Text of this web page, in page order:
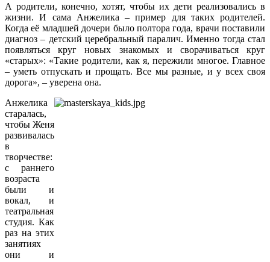
А родители, конечно, хотят, чтобы их дети реализовались в
жизни. И сама Анжелика – пример для таких родителей.
Когда её младшей дочери было полтора года, врачи поставили
диагноз – детский церебральный паралич. Именно тогда стал
появляться круг новых знакомых и сворачиваться круг
«старых»: «Такие родители, как я, пережили многое. Главное
– уметь отпускать и прощать. Все мы разные, и у всех своя
дорога», – уверена она.
Анжелика
старалась,
чтобы Женя
развивалась
в
творчестве:
с раннего
возраста
были и
вокал, и
театральная
студия. Как
раз на этих
занятиях
они и